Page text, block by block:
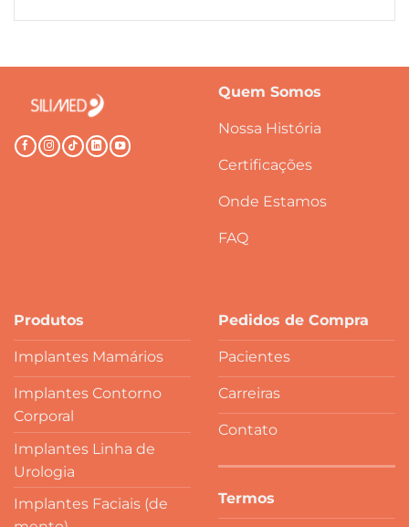
Quem Somos
Nossa História
Certificações
Onde Estamos
FAQ
Produtos
Implantes Mamários
Implantes Contorno
Corporal
Implantes Linha de
Urologia
Implantes Faciais (de
Pedidos de Compra
Pacientes
Carreiras
Contato
Termos